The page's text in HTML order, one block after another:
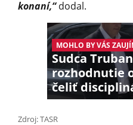
konaní,“dodal.
MOHLO BY VÁS
Sudca
rozhodnutie
čeliť
Zdroj: TASR